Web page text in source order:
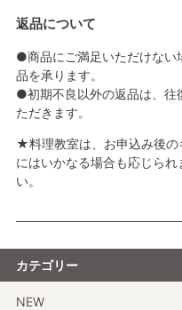
返品について
●商品にご満足いただけない
品を承ります。
●初期不良以外の返品は、往
ただきます。
★料理教室は、お申込み後の
にはいかなる場合も応じら
い。
カテゴリー
NEW